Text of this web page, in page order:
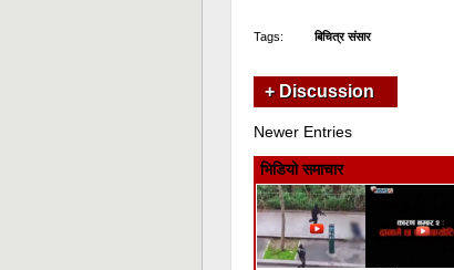
Tags: बिचित्र संसार
+ Discussion
Newer Entries
भिडियो समाचार